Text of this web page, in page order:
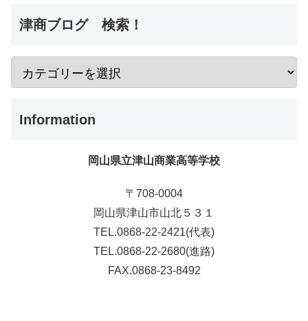
津商ブログ 検索！
Information
岡山県立津山商業高等学校
〒708-0004
岡山県津山市山北５３１
TEL.0868-22-2421(代表)
TEL.0868-22-2680(進路)
FAX.0868-23-8492